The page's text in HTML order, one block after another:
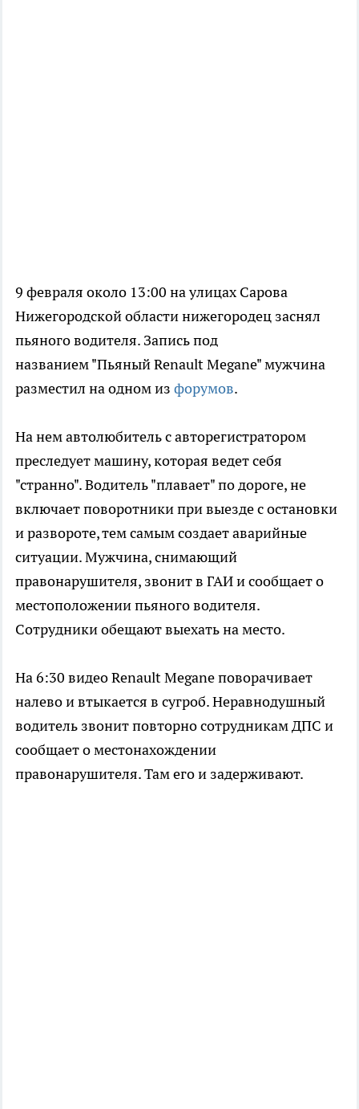
9 февраля около 13:00 на улицах Сарова
Нижегородской области нижегородец заснял
пьяного водителя. Запись под
названием "Пьяный Renault Megane" мужчина
разместил на одном из форумов.
На нем автолюбитель с авторегистратором
преследует машину, которая ведет себя
"странно". Водитель "плавает" по дороге, не
включает поворотники при выезде с остановки
и развороте, тем самым создает аварийные
ситуации. Мужчина, снимающий
правонарушителя, звонит в ГАИ и сообщает о
местоположении пьяного водителя.
Сотрудники обещают выехать на место.
На 6:30 видео Renault Megane поворачивает
налево и втыкается в сугроб. Неравнодушный
водитель звонит повторно сотрудникам ДПС и
сообщает о местонахождении
правонарушителя. Там его и задерживают.